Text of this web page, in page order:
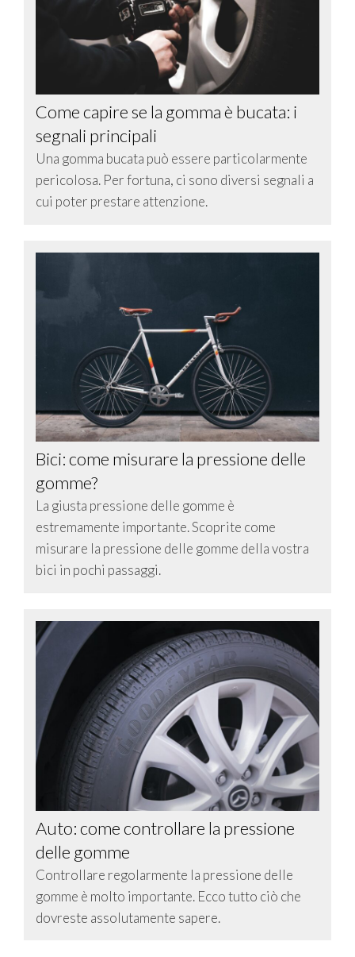
Come capire se la gomma è bucata: i
segnali principali
Una gomma bucata può essere particolarmente
pericolosa. Per fortuna, ci sono diversi segnali a
cui poter prestare attenzione.
Bici: come misurare la pressione delle
gomme?
La giusta pressione delle gomme è
estremamente importante. Scoprite come
misurare la pressione delle gomme della vostra
bici in pochi passaggi.
Auto: come controllare la pressione
delle gomme
Controllare regolarmente la pressione delle
gomme è molto importante. Ecco tutto ciò che
dovreste assolutamente sapere.